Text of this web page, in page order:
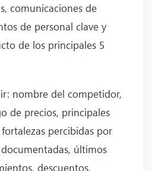
comunicaciones de
de personal clave y
de los principales 5
nombre del competidor,
de precios, principales
percibidas por
últimos
descuentos,